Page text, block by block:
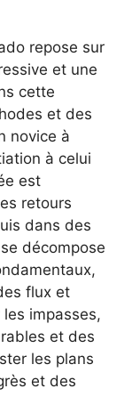
repose sur
et une
cette
et des
novice à
à celui
est
retours
dans des
décompose
flux et
impasses,
et des
les plans
et des